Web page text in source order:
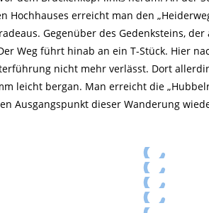
Hochhauses erreicht man den
Gegenüber des Gedenksteins,
Weg führt hinab an ein T-Stück. Hier
nicht mehr verlässt. Dort
leicht bergan. Man erreicht die
Ausgangspunkt dieser Wanderung